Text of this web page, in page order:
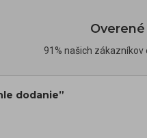
91% našich
dodanie”